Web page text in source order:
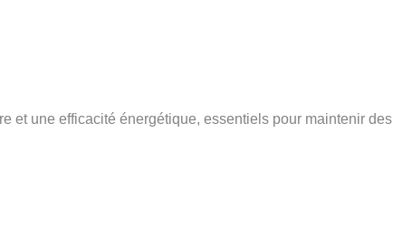
et une efficacité énergétique, essentiels pour maintenir des